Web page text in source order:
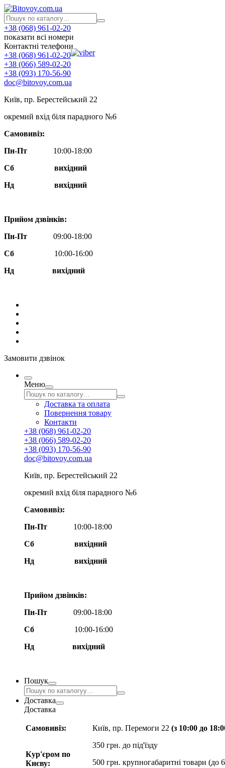
+38 (068) 961-02-20
показати всі номери
Контактні телефони
+38 (068) 961-02-20
+38 (066) 589-02-20
+38 (093) 170-56-90
doc@bitovoy.com.ua
Київ, пр. Берестейський 22
окремий вхід біля парадного №6
Самовивіз:
Пн-Пт
10:00-18:00
Сб
вихідний
Нд
вихідний
Прийом дзвінків:
Пн-Пт
09:00-18:00
Сб
10:00-16:00
Нд вихідний
Замовити дзвінок
Меню
Доставка та оплата
Повернення товару
Контакти
+38 (068) 961-02-20
+38 (066) 589-02-20
+38 (093) 170-56-90
doc@bitovoy.com.ua
Київ, пр. Берестейський 22
окремий вхід біля парадного №6
Самовивіз:
Пн-Пт
10:00-18:00
Сб
вихідний
Нд
вихідний
Прийом дзвінків:
Пн-Пт
09:00-18:00
Сб
10:00-16:00
Нд вихідний
Пошук
Доставка
Доставка
Самовивіз:
Кур'єром по
Києву:
Київ, пр. Перемоги 22 (з 10:00 до
350 грн. до під'їзду
500 грн. крупногабаритні товари (до